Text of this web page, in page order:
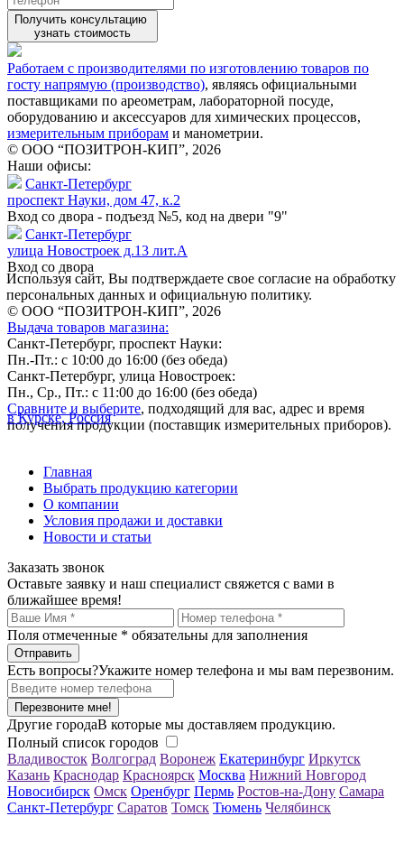
Получить консультацию
узнать стоимость
Работаем с производителями по изготовлению товаров по
госту напрямую (производство), являясь официальными
поставщиками по ареометрам, лабораторной посуде,
оборудованию и аксессуаров для химических процессов,
измерительным приборам и манометрии.
© ООО “ПОЗИТРОН-КИП”, 2026
Наши офисы:
Санкт-Петербург
проспект Науки, дом 47, к.2
Вход со двора - подъезд №5, код на двери "9"
Санкт-Петербург
улица Новостроек д.13 лит.А
Вход со двора
Используя сайт, Вы подтверждаете свое согласие на обработку
персональных данных и официальную политику.
© ООО “ПОЗИТРОН-КИП”, 2026
Выдача товаров магазина:
Санкт-Петербург, проспект Науки:
Пн.-Пт.: с 10:00 до 16:00 (без обеда)
Санкт-Петербург, улица Новостроек:
Пн., Ср., Пт.: с 11:00 до 16:00 (без обеда)
Сравните и выберите, подходящий для вас, адрес и время
получения продукции (поставщик измерительных приборов).
в Курске, Россия
Главная
Выбрать продукцию категории
О компании
Условия продажи и доставки
Новости и статьи
Заказать звонок
Оставьте заявку и наш специалист свяжется с вами в
ближайшее время!
Поля отмеченные * обязательны для заполнения
Есть вопросы?Укажите номер телефона и мы вам перезвоним.
Перезвоните мне!
Другие городаВ которые мы доставляем продукцию.
Полный список городов
Владивосток Волгоград Воронеж Екатеринбург Иркутск
Казань Краснодар Красноярск Москва Нижний Новгород
Новосибирск Омск Оренбург Пермь Ростов-на-Дону Самара
Санкт-Петербург Саратов Томск Тюмень Челябинск